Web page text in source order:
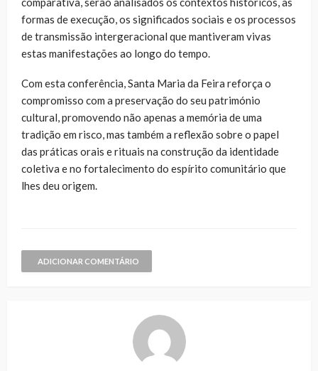
formas de execução, os significados sociais e os processos
de transmissão intergeracional que mantiveram vivas
estas manifestações ao longo do tempo.
Com esta conferência,Santa Maria da Feira reforça o
compromisso com a preservação do seu património
cultural, promovendo não apenas a memória de uma
tradição em risco, mas também a reflexão sobre o papel
das práticas orais e rituais na construção da identidade
coletiva e no fortalecimento do espírito comunitário que
lhes deu origem.
ADICIONAR COMENTÁRIO